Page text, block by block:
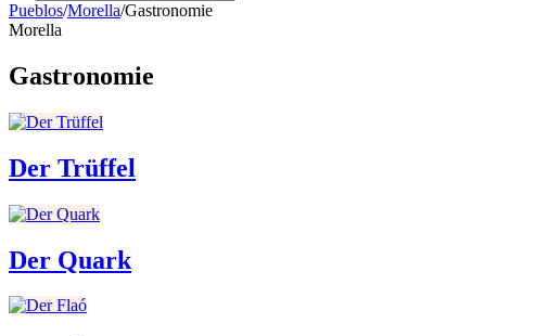
Pueblos/Morella/Gastronomie
Morella
Gastronomie
Der Trüffel
Der Quark